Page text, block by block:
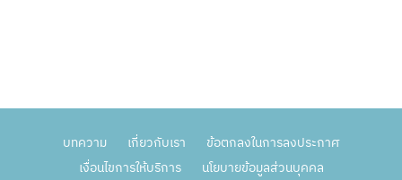
บทความ เกี่ยวกับเรา
ข้อตกลงในการลงประกาศ
เงื่อนไขการให้บริการ
นโยบายข้อมูลส่วนบุคคล